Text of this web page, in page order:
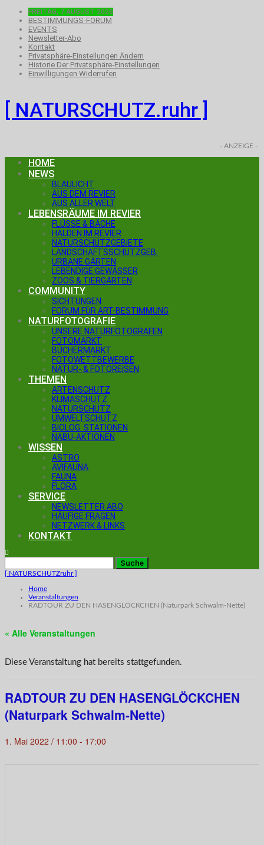
FREITAG, 7.AUGUST 2026
BESTIMMUNGS-FORUM
EVENTS
Newsletter-Abo
Kontakt
Privatsphäre-Einstellungen Ändern
Historie Der Privatsphäre-Einstellungen
Einwilligungen Widerrufen
[ NATURSCHUTZ.ruhr ]
- ANZEIGE -
HOME
NEWS
BLAULICHT
AUS DEM REVIER
AUS ALLER WELT
LEBENSRÄUME IM REVIER
FLÜSSE & BÄCHE
HALDEN IM REVIER
NATURSCHUTZGEBIETE
LANDSCHAFTSSCHUTZGEB.
URBANE GÄRTEN
LEBENDIGE GEWÄSSER
ZOOS & TIERGÄRTEN
COMMUNITY
SICHTUNGEN
FORUM FÜR ART-BESTIMMUNG
NATURFOTOGRAFIE
UNSERE NATURFOTOGRAFEN
FOTOMARKT
BÜCHERMARKT
FOTOWETTBEWERBE
NATUR- & FOTOREISEN
THEMEN
ARTENSCHUTZ
KLIMASCHUTZ
NATURSCHUTZ
UMWELTSCHUTZ
BIOLOG. STATIONEN
NABU-AKTIONEN
WISSEN
ASTRO
AVIFAUNA
FAUNA
FLORA
SERVICE
NEWSLETTER ABO
HÄUFIGE FRAGEN
NETZWERK & LINKS
KONTAKT
[ NATURSCHUTZruhr ]
Home
Veranstaltungen
RADTOUR ZU DEN HASENGLÖCKCHEN (Naturpark Schwalm-Nette)
« Alle Veranstaltungen
Diese Veranstaltung hat bereits stattgefunden.
RADTOUR ZU DEN HASENGLÖCKCHEN
(Naturpark Schwalm-Nette)
1. Mai 2022 / 11:00 - 17:00